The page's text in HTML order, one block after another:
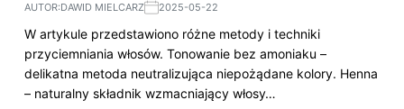
AUTOR:DAWID MIELCARZ 2025-05-22
W artykule przedstawiono różne metody i techniki
przyciemniania włosów. Tonowanie bez amoniaku –
delikatna metoda neutralizująca niepożądane kolory. Henna
– naturalny składnik wzmacniający włosy…